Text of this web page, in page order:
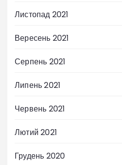
Листопад 2021
Вересень 2021
Серпень 2021
Липень 2021
Червень 2021
Лютий 2021
Грудень 2020